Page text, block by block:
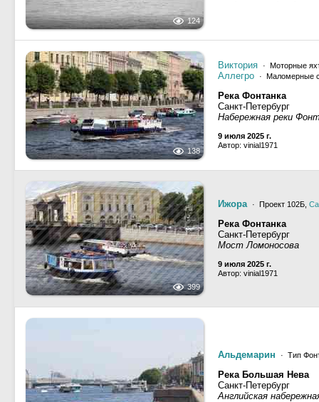
124
138
Виктория · Моторные
Аллегро · Маломерные
Река Фонтанка
Санкт-Петербург
Набережная реки
9 июля 2025 г.
Автор: vinial1971
399
Ижора · Проект 102Б,
Река Фонтанка
Санкт-Петербург
Мост Ломоносова
9 июля 2025 г.
Автор: vinial1971
Альдемарин · Тип
Река Большая Нева
Санкт-Петербург
Английская